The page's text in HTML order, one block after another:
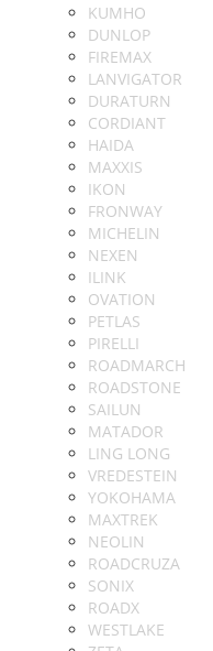
KUMHO
DUNLOP
FIREMAX
LANVIGATOR
DURATURN
CORDIANT
HAIDA
MAXXIS
IKON
FRONWAY
MICHELIN
NEXEN
ILINK
OVATION
PETLAS
PIRELLI
ROADMARCH
ROADSTONE
SAILUN
MATADOR
LING LONG
VREDESTEIN
YOKOHAMA
MAXTREK
NEOLIN
ROADCRUZA
SONIX
ROADX
WESTLAKE